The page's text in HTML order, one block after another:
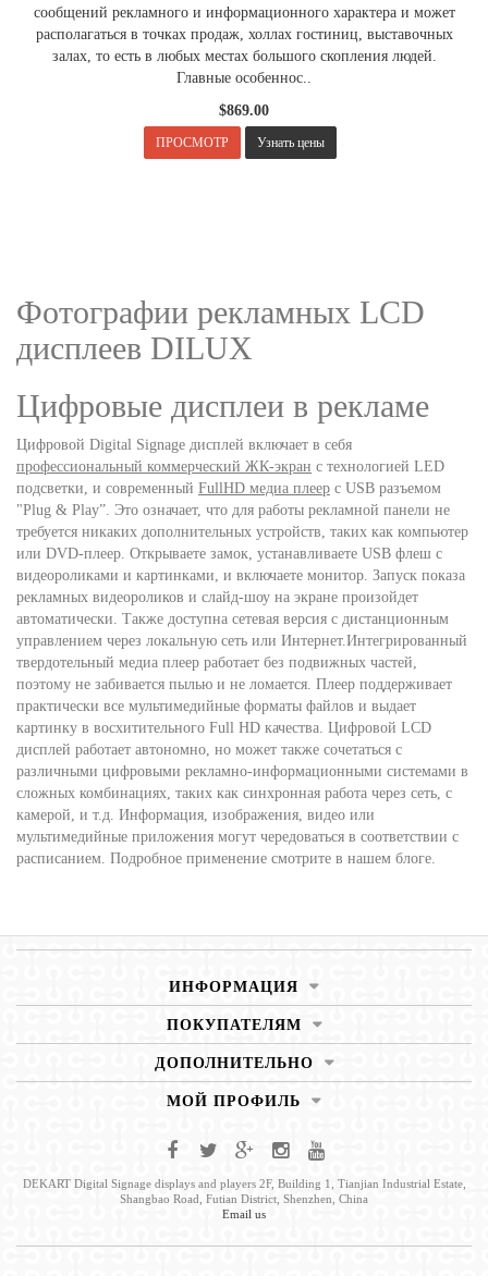
сообщений рекламного и информационного характера и может
располагаться в точках продаж, холлах гостиниц, выставочных
залах, то есть в любых местах большого скопления людей.
Главные особеннос..
$869.00
ПРОСМОТР Узнать цены
Фотографии рекламных LCD
дисплеев DILUX
Цифровые дисплеи в рекламе
Цифровой Digital Signage дисплей включает в себя
профессиональный коммерческий ЖК-экран с технологией LED
подсветки, и современный FullHD медиа плеер с USB разъемом
"Plug & Play”. Это означает, что для работы рекламной панели не
требуется никаких дополнительных устройств, таких как компьютер
или DVD-плеер. Открываете замок, устанавливаете USB флеш с
видеороликами и картинками, и включаете монитор. Запуск показа
рекламных видеороликов и слайд-шоу на экране произойдет
автоматически. Также доступна сетевая версия с дистанционным
управлением через локальную сеть или Интернет.Интегрированный
твердотельный медиа плеер работает без подвижных частей,
поэтому не забивается пылью и не ломается. Плеер поддерживает
практически все мультимедийные форматы файлов и выдает
картинку в восхитительного Full HD качества. Цифровой LCD
дисплей работает автономно, но может также сочетаться с
различными цифровыми рекламно-информационными системами в
сложных комбинациях, таких как синхронная работа через сеть, с
камерой, и т.д. Информация, изображения, видео или
мультимедийные приложения могут чередоваться в соответствии с
расписанием. Подробное применение смотрите в нашем блоге.
ИНФОРМАЦИЯ
ПОКУПАТЕЛЯМ
ДОПОЛНИТЕЛЬНО
МОЙ ПРОФИЛЬ
DEKART Digital Signage displays and players 2F, Building 1, Tianjian Industrial Estate,
Shangbao Road, Futian District, Shenzhen, China
Email us